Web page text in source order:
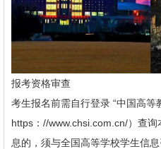
报考资格审查
考生报名前需自行登录 “中国高等
https：//www.chsi.com.cn/）查
息的，须与全国高等学校学生信